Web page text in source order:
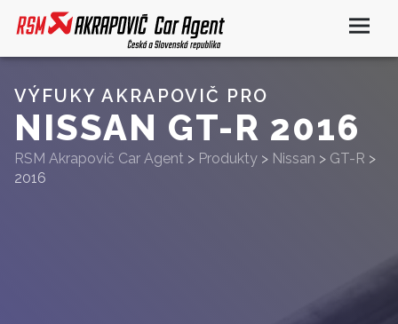
VÝFUKY AKRAPOVIČ PRO
NISSAN GT-R 2016
RSM Akrapovič Car Agent > Produkty > Nissan > GT-R >
2016